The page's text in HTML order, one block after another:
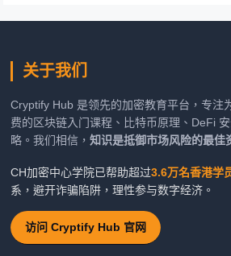
关于我们
Cryptify Hub 是领先的加密教育平台，专注
费的区块链入门课程、比特币原理、DeFi
略。我们相信，知识是抵御市场风险的最佳
CH加密中心学院已帮助超过3.6万名香港学
系，避开诈骗陷阱，理性参与数字经济。
访问 Cryptify Hub 官网